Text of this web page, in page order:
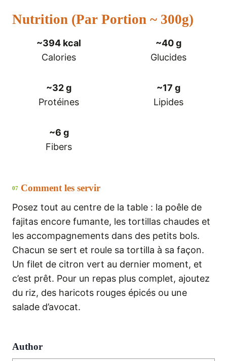
Nutrition (par Portion ~ 300g)
~394 kcal
Calories
~40 g
Glucides
~32 g
Protéines
~17 g
Lipides
~6 g
Fibers
07 Comment les servir
Posez tout au centre de la table : la poêle de
fajitas encore fumante, les tortillas chaudes et
les accompagnements dans des petits bols.
Chacun se sert et roule sa tortilla à sa façon.
Un filet de citron vert au dernier moment, et
c’est prêt. Pour un repas plus complet, ajoutez
du riz, des haricots rouges épicés ou une
salade d’avocat.
Author